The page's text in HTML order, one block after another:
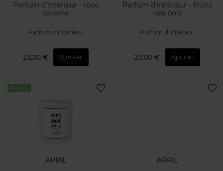
Parfum d'intérieur - rose
pivoine
Parfum d'intérieur
23,50 € Ajouter
Parfum d'intérieur - fruits
des bois
Parfum d'intérieur
23,50 € Ajouter
Vegan
APRIL APRIL